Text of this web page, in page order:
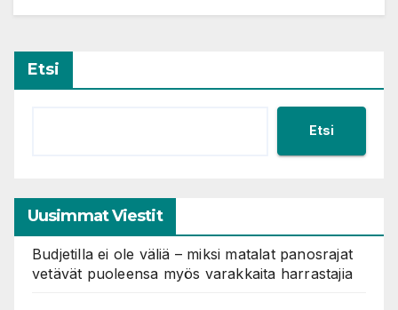
Etsi
Etsi
Uusimmat Viestit
Budjetilla ei ole väliä – miksi matalat panosrajat
vetävät puoleensa myös varakkaita harrastajia